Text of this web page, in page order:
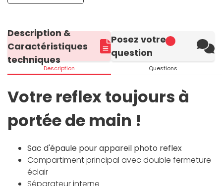
Description &
Caractéristiques
techniques
Description
Posez votre
question
Questions
Votre reflex toujours à
portée de main !
Sac d'épaule pour appareil photo reflex
Compartiment principal avec double fermeture
éclair